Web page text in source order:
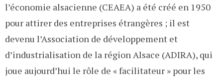
l’économie alsacienne (CEAEA) a été créé en 1950
pour attirer des entreprises étrangères ; il est
devenu l’Association de développement et
d’industrialisation de la région Alsace (ADIRA), qui
joue aujourd’hui le rôle de « facilitateur » pour les